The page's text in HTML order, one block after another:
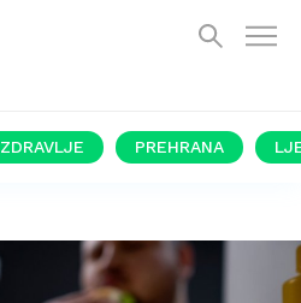
ZDRAVLJE PREHRANA